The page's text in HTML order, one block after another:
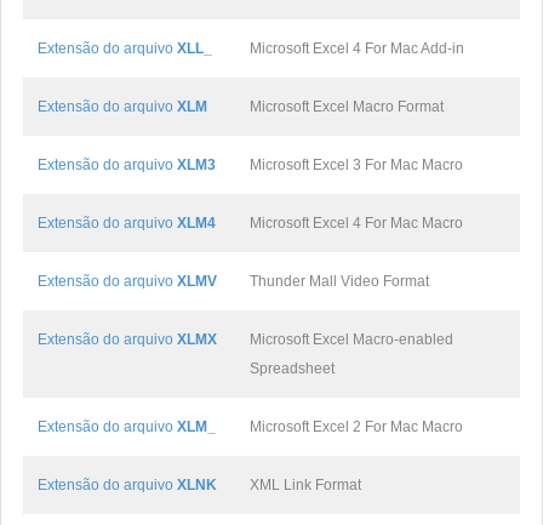
Extensão do arquivo XLL_ Microsoft Excel 4 For Mac Add-in
Extensão do arquivo XLM Microsoft Excel Macro Format
Extensão do arquivo XLM3 Microsoft Excel 3 For Mac Macro
Extensão do arquivo XLM4 Microsoft Excel 4 For Mac Macro
Extensão do arquivo XLMV Thunder Mall Video Format
Extensão do arquivo XLMX
Microsoft Excel Macro-enabled
Spreadsheet
Extensão do arquivo XLM_ Microsoft Excel 2 For Mac Macro
Extensão do arquivo XLNK XML Link Format